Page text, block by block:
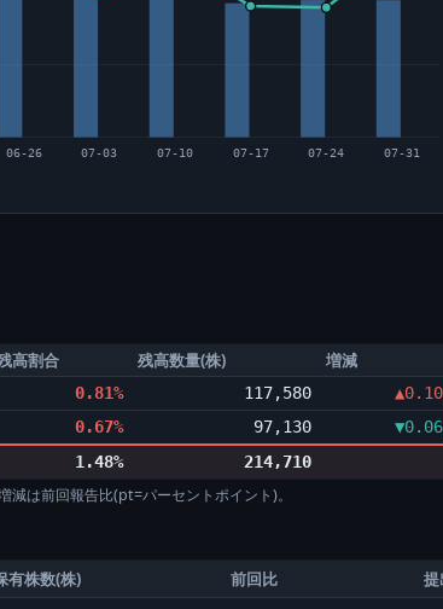
06-26 07-03 07-10 07-17 07-24 07-31
高割合 残高数量(株) 増減
0.81% 117,580
0.67% 97,130
1.48% 214,710
減は前回報告比(pt=パーセントポイント)。
有株数(株) 前回比
提